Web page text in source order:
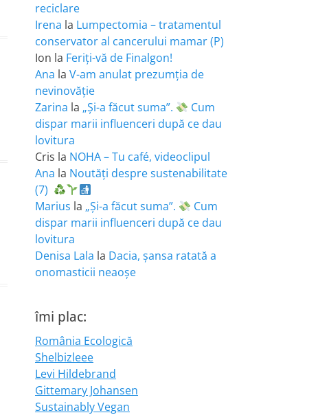
reciclare
Irena la Lumpectomia – tratamentul
conservator al cancerului mamar (P)
Ion la Feriţi-vă de Finalgon!
Ana la V-am anulat prezumția de
nevinovăție
Zarina la „Și-a făcut suma”.
Cum
dispar marii influenceri după ce dau
lovitura
Cris la NOHA – Tu café, videoclipul
Ana la Noutăți despre sustenabilitate
(7)
Marius la „Și-a făcut suma”.
Cum
dispar marii influenceri după ce dau
lovitura
Denisa Lala la Dacia, șansa ratată a
onomasticii neaoșe
îmi plac:
România Ecologică
Shelbizleee
Levi Hildebrand
Gittemary Johansen
Sustainably Vegan